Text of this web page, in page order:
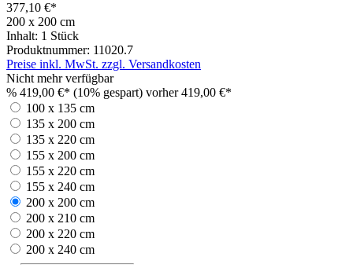
377,10 €*
200 x 200 cm
Inhalt: 1 Stück
Produktnummer: 11020.7
Preise inkl. MwSt. zzgl. Versandkosten
Nicht mehr verfügbar
% 419,00 €* (10% gespart) vorher 419,00 €*
100 x 135 cm
135 x 200 cm
135 x 220 cm
155 x 200 cm
155 x 220 cm
155 x 240 cm
200 x 200 cm
200 x 210 cm
200 x 220 cm
200 x 240 cm